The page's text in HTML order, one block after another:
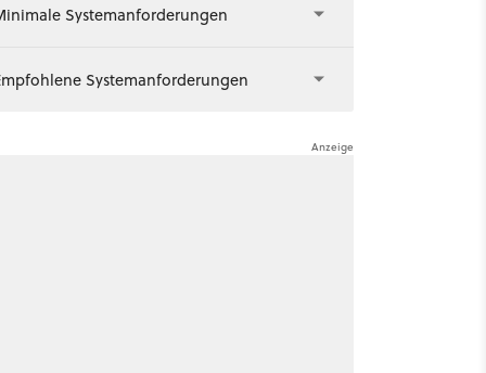
Systemanforderungen
Systemanforderungen